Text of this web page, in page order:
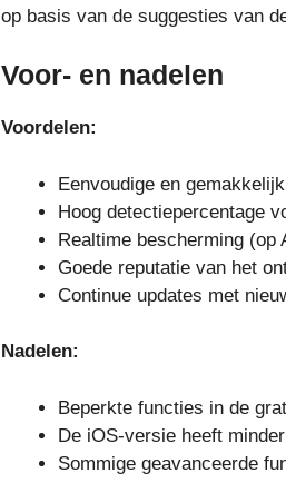
op basis van de suggesties van
Voor- en nadelen
Voordelen:
Eenvoudige en
Hoog detectiepercentage
Realtime bescherming (op
Goede reputatie van het
Continue updates met
Nadelen:
Beperkte functies in de
De iOS-versie heeft
Sommige geavanceerde